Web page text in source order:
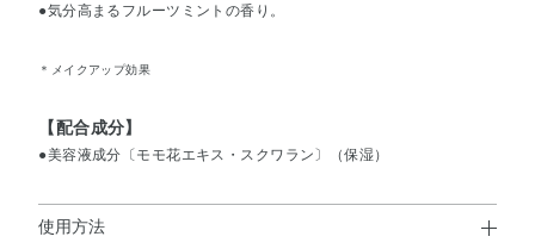
●気分高まるフルーツミントの香り。
＊メイクアップ効果
【配合成分】
●美容液成分〔モモ花エキス・スクワラン〕（保湿）
使用方法